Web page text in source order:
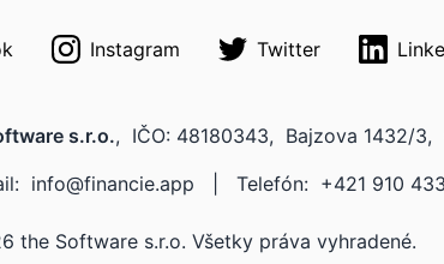
Instagram Twitter
s.r.o., IČO: 48180343, Bajzova 1432/3,
info@financie.app Telefón: +421 910
the Software s.r.o. Všetky práva vyhradené.